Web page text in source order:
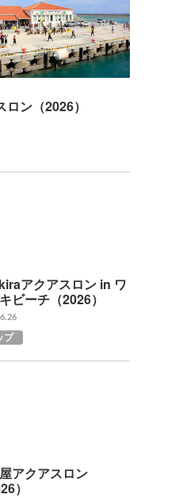
ロン（2026）
アクアスロン in ワ
ビーチ（2026）
プ
アクアスロン
）